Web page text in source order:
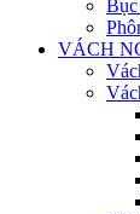
Bục
VÁCH